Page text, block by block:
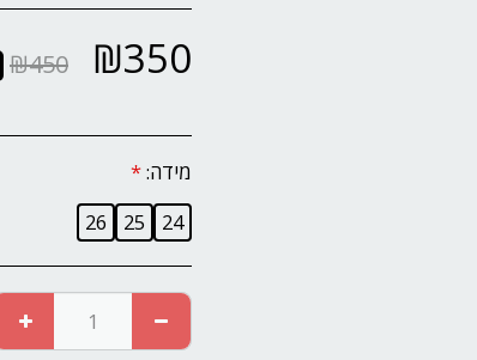
₪350
₪450
מידה:*
24
25
26